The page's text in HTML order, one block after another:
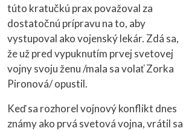
túto kratučkú prax považoval za
dostatočnú prípravu na to, aby
vystupoval ako vojenský lekár. Zdá sa,
že už pred vypuknutím prvej svetovej
vojny svoju ženu /mala sa volať Zorka
Pironová/ opustil.
Keď sa rozhorel vojnový konflikt dnes
známy ako prvá svetová vojna, vrátil sa